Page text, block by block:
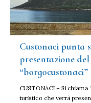
Custonaci punta
presentazione
“borgocustonaci”
CUSTONACI – Si
turistico che verrà